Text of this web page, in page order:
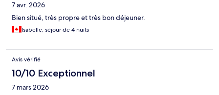
7 avr. 2026
Bien situé, très propre et très bon déjeuner.
Isabelle, séjour de 4 nuits
Avis vérifié
10/10 Exceptionnel
7 mars 2026